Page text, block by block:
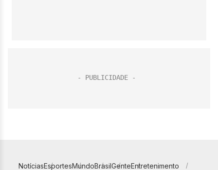
NotíciasEsportesMundoBrasilGenteEntretenimento